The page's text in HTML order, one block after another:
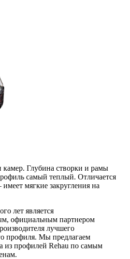
камер. Глубина створки и рамы
самый теплый. Отличается
мягкие закругления на
лет является
официальным партнером
лучшего
профиля. Мы предлагаем
из профилей Rehau по самым